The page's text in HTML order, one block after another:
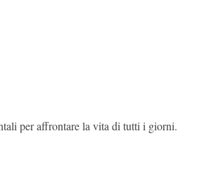
per affrontare la vita di tutti i giorni.